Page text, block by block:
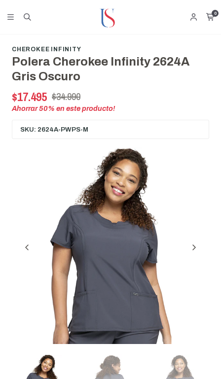
0
CHEROKEE INFINITY
Polera Cherokee Infinity 2624A
Gris Oscuro
$17.495 $34.990
Ahorrar50% en este producto!
SKU: 2624A-PWPS-M